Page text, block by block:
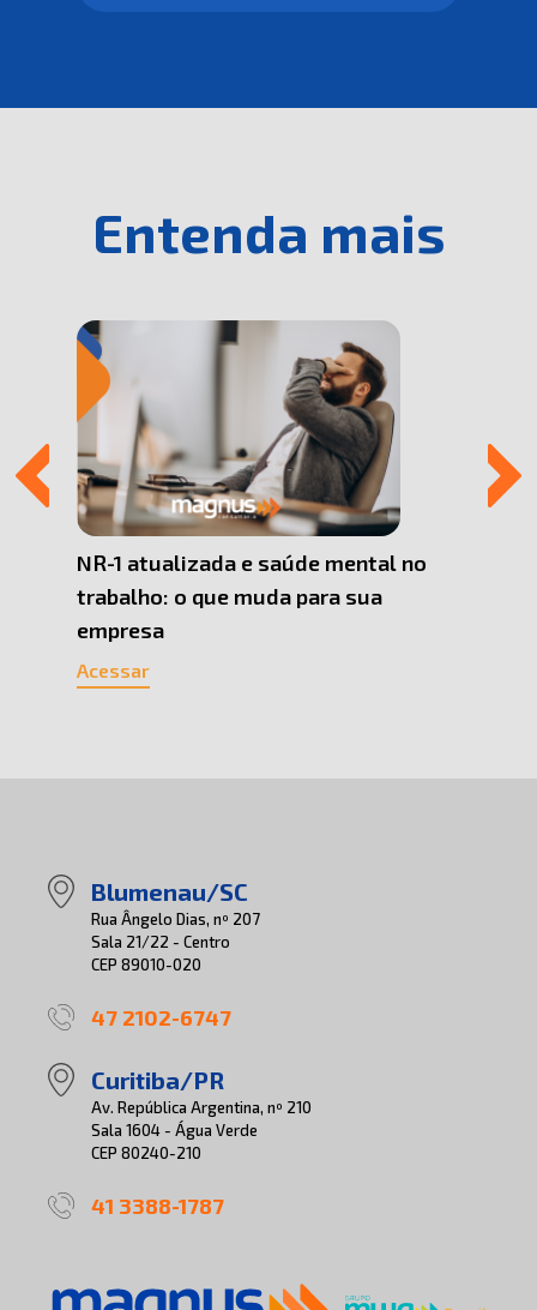
Entenda mais
NR-1 atualizada e saúde mental no
trabalho: o que muda para sua
empresa
Acessar
Blumenau/SC
Rua Ângelo Dias, nº 207
Sala 21/22 - Centro
CEP 89010-020
47 2102-6747
Curitiba/PR
Av. República Argentina, nº 210
Sala 1604 - Água Verde
CEP 80240-210
41 3388-1787